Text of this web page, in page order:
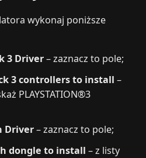
wykonaj poniższe
3 Driver– zaznacz to pole;
3 controllers to install –
PLAYSTATION®3
Driver– zaznacz to pole;
dongle to install – z listy